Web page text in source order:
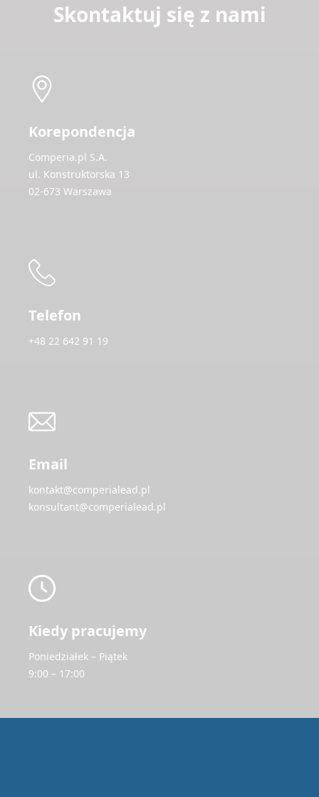
Skontaktuj się z nami
Korepondencja
Comperia.pl S.A.
ul. Konstruktorska 13
02-673 Warszawa
Telefon
+48 22 642 91 19
Email
kontakt@comperialead.pl
konsultant@comperialead.pl
Kiedy pracujemy
Poniedziałek – Piątek
9:00 – 17:00